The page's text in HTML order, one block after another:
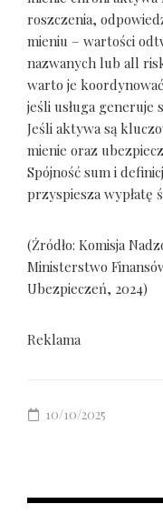
roszczenia,
mieniu – wartości
nazwanych lub all
warto je
jeśli usługa generuje
Jeśli aktywa są
mienie oraz
Spójność sum i
przyspiesza wypłatę
(Źródło: Komisja
Ministerstwo
Ubezpieczeń, 2024)
Reklama
10/10/2025